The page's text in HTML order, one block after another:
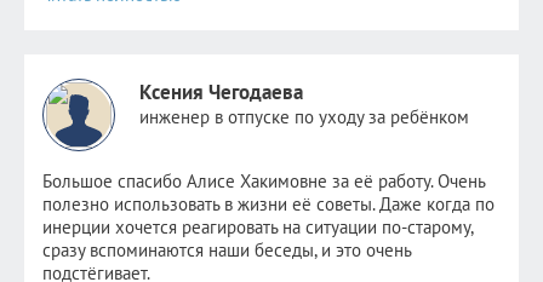
силах, обратилась к Алисе.
После консультаций в голове отложились рекомендации
психолога, старалась следовать всем советам, но сердцу
не прикажешь: по-прежнему было очень больно видеть
новые отношения прежде любимого человека. Но потом
я и сама не заметила как стала снова видеть других
парней. Как открыла ранее заблокированные страницы.
Как мне стало не совсем безразлично, но значительно
легче. Как мне снова стало нравиться держать кого-то
Ксения Чегодаева
инженер в отпуске по уходу за ребёнком
Большое спасибо Алисе Хакимовне за её работу. Очень
полезно использовать в жизни её советы. Даже когда по
инерции хочется реагировать на ситуации по-старому,
сразу вспоминаются наши беседы, и это очень
подстёгивает.